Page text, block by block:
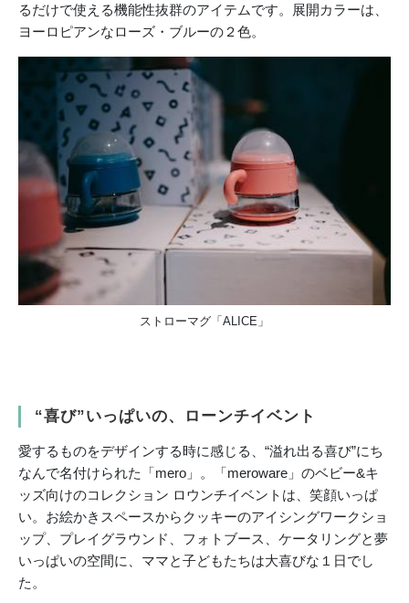
るだけで使える機能性抜群のアイテムです。展開カラーは、
ヨーロピアンなローズ・ブルーの２色。
ストローマグ「ALICE」
“喜び”いっぱいの、ローンチイベント
愛するものをデザインする時に感じる、“溢れ出る喜び”にち
なんで名付けられた「mero」。「meroware」のベビー&キ
ッズ向けのコレクション ロウンチイベントは、笑顔いっぱ
い。お絵かきスペースからクッキーのアイシングワークショ
ップ、プレイグラウンド、フォトブース、ケータリングと夢
いっぱいの空間に、ママと子どもたちは大喜びな１日でし
た。